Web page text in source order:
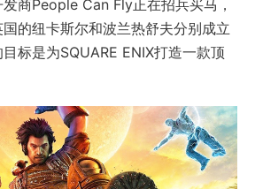
商People Can Fly正在招兵买马，
的纽卡斯尔和波兰热舒夫分别成立
标是为SQUARE ENIX打造一款顶